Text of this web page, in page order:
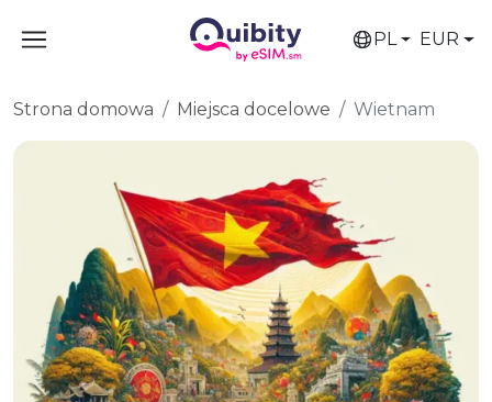
PL EUR
Strona domowa Miejsca docelowe Wietnam